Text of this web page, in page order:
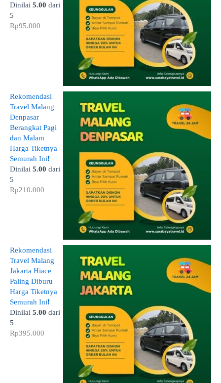
Dinilai 5.00 dari
5
Rp95.000
Rekomendasi
Travel Malang
Denpasar
Berangkat Pagi
dan Malam
Harga Tiketnya
Semurah Ini❗
Dinilai 5.00 dari
5
Rp210.000
Rekomendasi
Travel Malang
Jakarta Hiace
Paling Diburu
Harga Tiketnya
Semurah Ini❗
Dinilai 5.00 dari
5
Rp395.000